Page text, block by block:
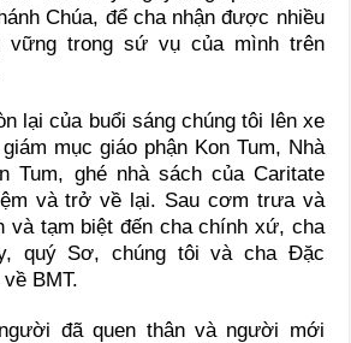
Chúa, để cha nhận được nhiều
vững trong sứ vụ của mình trên
lại của buổi sáng chúng tôi lên xe
mục giáo phận Kon Tum, Nhà
Tum, ghé nhà sách của Caritate
và trở về lại. Sau cơm trưa và
và tạm biệt đến cha chính xứ, cha
quý Sơ, chúng tôi và cha Đặc
BMT.
đã quen thân và người mới